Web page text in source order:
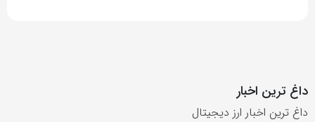
داغ ترین اخبار
داغ ترین اخبار ارز دیجیتال